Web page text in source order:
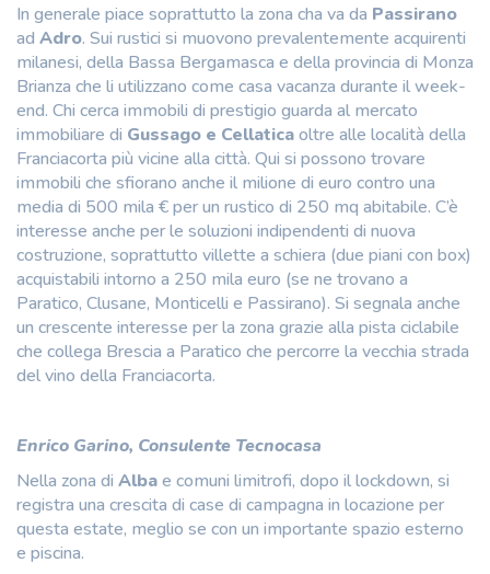
In generale piace soprattutto la zona cha va da Passirano
ad Adro. Sui rustici si muovono prevalentemente acquirenti
milanesi, della Bassa Bergamasca e della provincia di Monza
Brianza che li utilizzano come casa vacanza durante il week-
end. Chi cerca immobili di prestigio guarda al mercato
immobiliare di Gussago e Cellaticaoltre alle località della
Franciacorta più vicine alla città. Qui si possono trovare
immobili che sfiorano anche il milione di euro contro una
media di 500 mila € per un rustico di 250 mq abitabile. C’è
interesse anche per le soluzioni indipendenti di nuova
costruzione, soprattutto villette a schiera (due piani con box)
acquistabili intorno a 250 mila euro (se ne trovano a
Paratico, Clusane, Monticelli e Passirano). Si segnala anche
un crescente interesse per la zona grazie alla pista ciclabile
che collega Brescia a Paratico che percorre la vecchia strada
del vino della Franciacorta.
Enrico Garino, Consulente Tecnocasa
Nella zona di Albae comuni limitrofi, dopo il lockdown, si
registra una crescita di case di campagna in locazione per
questa estate, meglio se con un importante spazio esterno
e piscina.